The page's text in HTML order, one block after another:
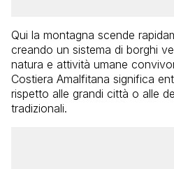
Qui la montagna scende
creando un sistema di borghi
natura e attività umane
Costiera Amalfitana significa
rispetto alle grandi città o alle
tradizionali.